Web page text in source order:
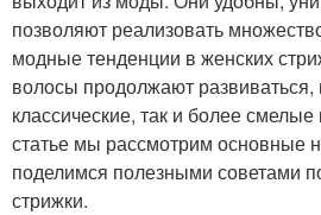
позволяют реализовать
модные тенденции в женских
волосы продолжают развиваться,
классические, так и более
статье мы рассмотрим основные
поделимся полезными советами
стрижки.